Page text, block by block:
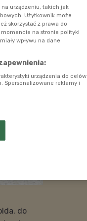
do
urządzeniu, takich jak
Użytkownik może
skorzystać z prawa do
na stronie polityki
wpływu na dane
urządzenia do celów
Spersonalizowane reklamy i